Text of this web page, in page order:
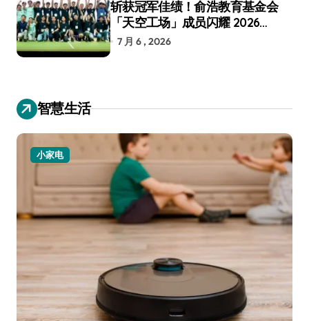
斩获冠军佳绩！俞浩教育基金会
「天空工场」成员闪耀 2026
RoboCup 机器人世界杯
7 月 6 , 2026
智慧生活
小家电